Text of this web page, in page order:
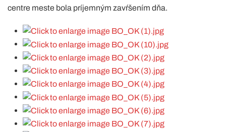
centre meste bola príjemným zavŕšením dňa.